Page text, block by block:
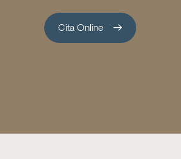
Cita Online